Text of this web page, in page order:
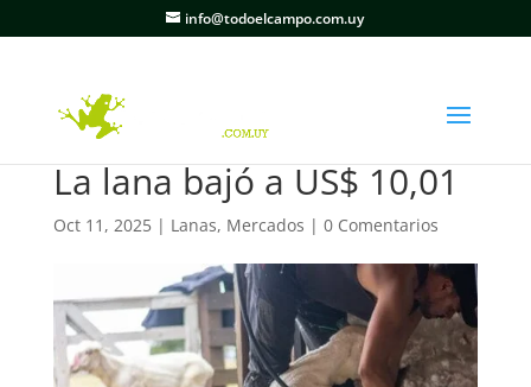
info@todoelcampo.com.uy
La lana bajó a US$ 10,01
Oct 11, 2025| Lanas, Mercados | 0 Comentarios